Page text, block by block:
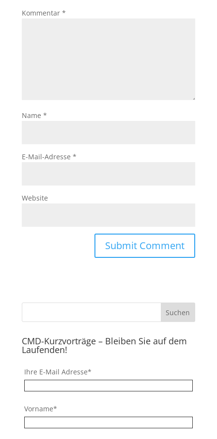
Kommentar *
Name *
E-Mail-Adresse *
Website
CMD-Kurzvorträge – Bleiben Sie auf dem
Laufenden!
Ihre E-Mail Adresse*
Vorname*